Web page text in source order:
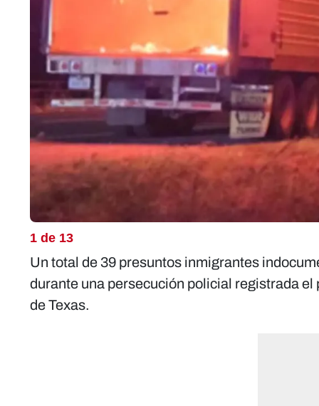
1 de 13
Un total de 39 presuntos inmigrantes
durante una persecución policial registrada
de Texas.